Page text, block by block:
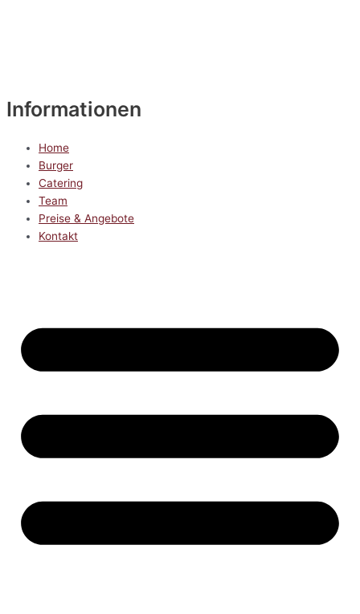
Informationen
Home
Burger
Catering
Team
Preise & Angebote
Kontakt